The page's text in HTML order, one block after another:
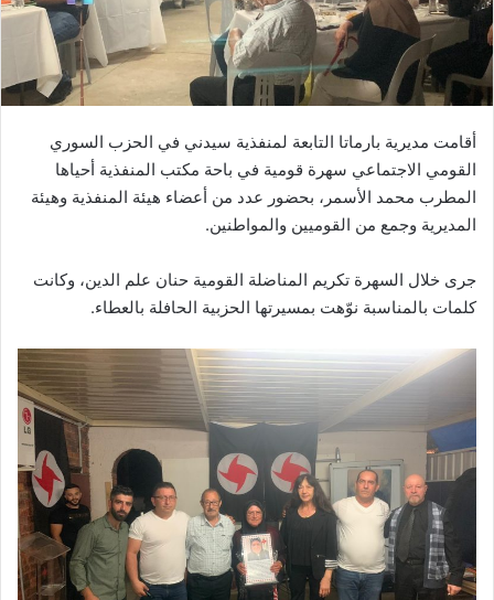
أقامت مديرية بارماتا التابعة لمنفذية سيدني في الحزب السوري
القومي الاجتماعي سهرة قومية في باحة مكتب المنفذية أحياها
المطرب محمد الأسمر، بحضور عدد من أعضاء هيئة المنفذية وهيئة
المديرية وجمع من القوميين والمواطنين.
جرى خلال السهرة تكريم المناضلة القومية حنان علم الدين، وكانت
كلمات بالمناسبة نوّهت بمسيرتها الحزبية الحافلة بالعطاء.